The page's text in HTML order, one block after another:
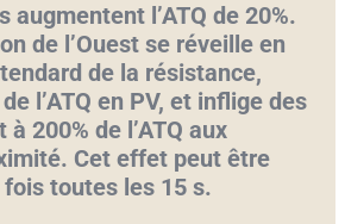
augmentent l’ATQ de 20%.
de l’Ouest se réveille en
de la résistance,
l’ATQ en PV, et inflige des
200% de l’ATQ aux
Cet effet peut être
toutes les 15 s.